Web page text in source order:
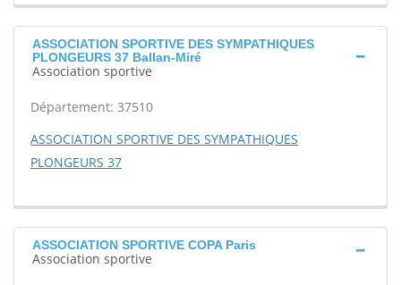
ASSOCIATION SPORTIVE DES SYMPATHIQUES
PLONGEURS 37 Ballan-Miré
Association sportive
Département: 37510
ASSOCIATION SPORTIVE DES SYMPATHIQUES
PLONGEURS 37
ASSOCIATION SPORTIVE COPA Paris
Association sportive